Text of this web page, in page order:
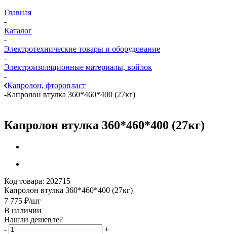
Главная
-
Каталог
-
Электротехнические товары и оборудование
-
Электроизоляционные материалы, войлок
-
Капролон, фторопласт
-Капролон втулка 360*460*400 (27кг)
Капролон втулка 360*460*400 (27кг)
Код товара: 202715
Капролон втулка 360*460*400 (27кг)
7 775 ₽/шт
В наличии
Нашли дешевле?
-
+